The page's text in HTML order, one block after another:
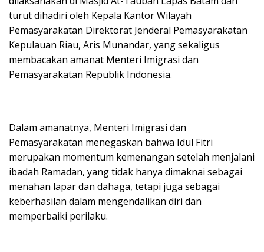
turut dihadiri oleh Kepala Kantor Wilayah
Pemasyarakatan Direktorat Jenderal Pemasyarakatan
Kepulauan Riau, Aris Munandar, yang sekaligus
membacakan amanat Menteri Imigrasi dan
Pemasyarakatan Republik Indonesia.
Dalam amanatnya, Menteri Imigrasi dan
Pemasyarakatan menegaskan bahwa Idul Fitri
merupakan momentum kemenangan setelah menjalani
ibadah Ramadan, yang tidak hanya dimaknai sebagai
menahan lapar dan dahaga, tetapi juga sebagai
keberhasilan dalam mengendalikan diri dan
memperbaiki perilaku.